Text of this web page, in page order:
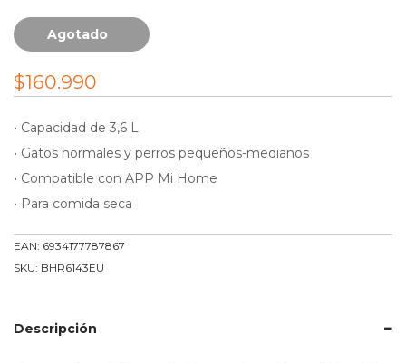
Agotado
$160.990
• Capacidad de 3,6 L
• Gatos normales y perros pequeños-medianos
• Compatible con APP Mi Home
• Para comida seca
EAN: 6934177787867
SKU: BHR6143EU
Descripción